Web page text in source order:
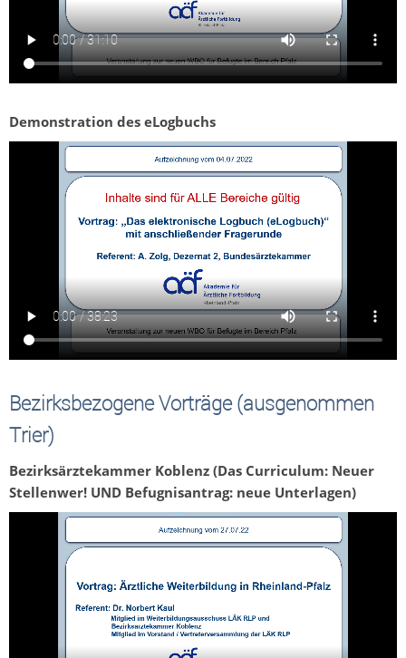
Demonstration des eLogbuchs
Bezirksbezogene Vorträge (ausgenommen
Trier)
Bezirksärztekammer Koblenz (Das Curriculum: Neuer
Stellenwer! UND Befugnisantrag: neue Unterlagen)